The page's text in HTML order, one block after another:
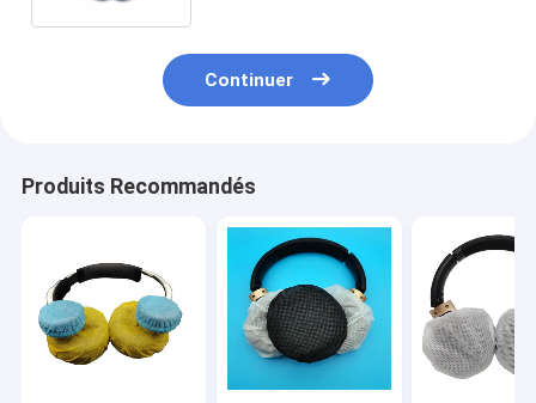
Continuer
Produits Recommandés